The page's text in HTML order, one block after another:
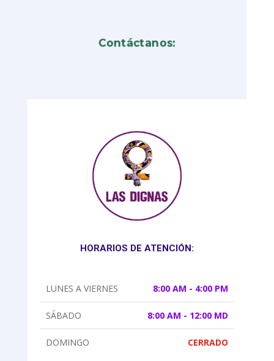
Contáctanos:
HORARIOS DE ATENCIÓN:
LUNES A VIERNES 8:00 AM - 4:00 PM
SÁBADO 8:00 AM - 12:00 MD
DOMINGO CERRADO